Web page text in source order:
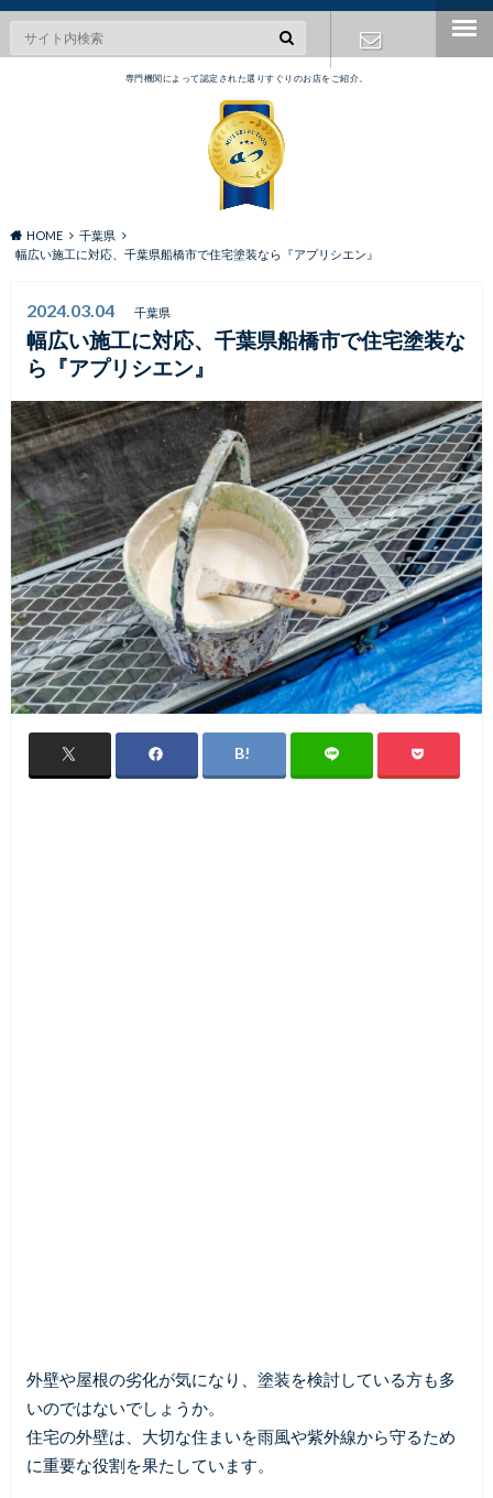
専門機関によって認定された選りすぐりのお店をご紹介。
HOME
千葉県
幅広い施工に対応、千葉県船橋市で住宅塗装なら『アプリシエン』
2024.03.04 千葉県
幅広い施工に対応、千葉県船橋市で住宅塗装な
ら『アプリシエン』
外壁や屋根の劣化が気になり、塗装を検討している方も多
いのではないでしょうか。
住宅の外壁は、大切な住まいを雨風や紫外線から守るため
に重要な役割を果たしています。